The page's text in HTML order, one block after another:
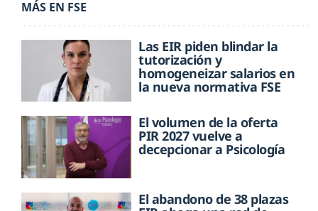
MÁS EN FSE
Las EIR piden blindar la
tutorización y
homogeneizar salarios en
la nueva normativa FSE
El volumen de la oferta
PIR 2027 vuelve a
decepcionar a Psicología
El abandono de 38 plazas